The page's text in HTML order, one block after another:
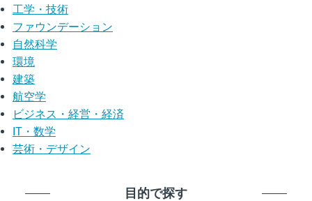
工学・技術
ファウンデーション
自然科学
環境
建築
航空学
ビジネス・経営・経済
IT・数学
芸術・デザイン
目的で探す